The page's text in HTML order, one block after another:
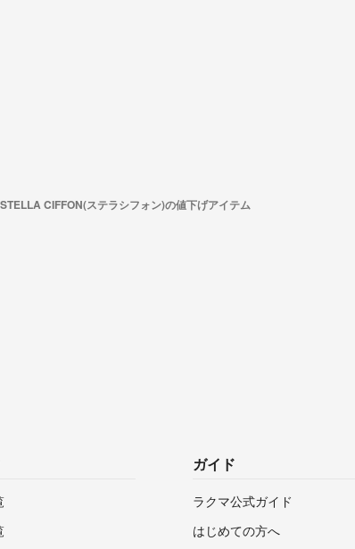
STELLA CIFFON(ステラシフォン)の値下げアイテム
ガイド
ラクマ公式ガイド
はじめての方へ